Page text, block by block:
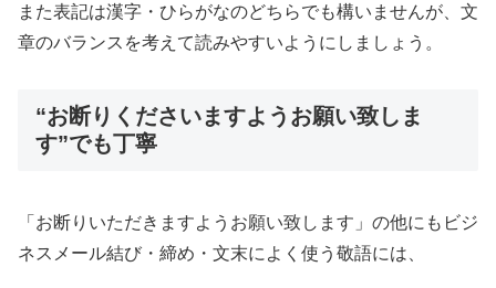
また表記は漢字・ひらがなのどちらでも構いませんが、文
章のバランスを考えて読みやすいようにしましょう。
“お断りくださいますようお願い致しま
す”でも丁寧
「お断りいただきますようお願い致します」の他にもビジ
ネスメール結び・締め・文末によく使う敬語には、